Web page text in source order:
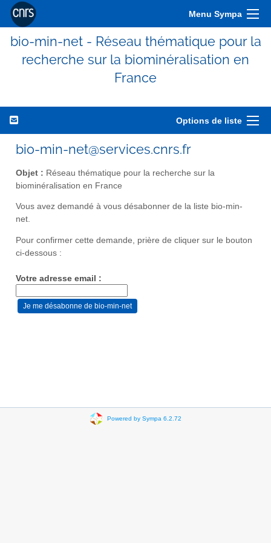
Menu Sympa
bio-min-net - Réseau thématique pour la
recherche sur la biominéralisation en
France
Options de liste
bio-min-net@services.cnrs.fr
Objet : Réseau thématique pour la recherche sur la
biominéralisation en France
Vous avez demandé à vous désabonner de la liste bio-min-
net.
Pour confirmer cette demande, prière de cliquer sur le bouton
ci-dessous :
Votre adresse email :
Powered by Sympa 6.2.72